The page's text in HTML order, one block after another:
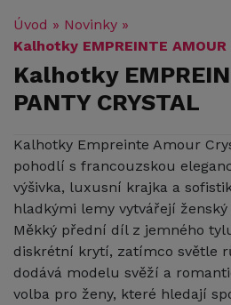
Úvod » Novinky »
Kalhotky EMPREINTE AMOUR
Kalhotky
PANTY CRYSTAL
Kalhotky Empreinte Amour
pohodlí s francouzskou
výšivka, luxusní krajka a
hladkými lemy vytvářejí
Měkký přední díl z jemného
diskrétní krytí, zatímco světle
dodává modelu svěží a
volba pro ženy, které hledají